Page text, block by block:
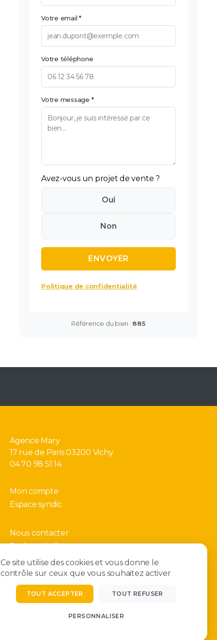
Votre email *
Votre téléphone
Votre message *
Avez-vous un projet de vente ?
Oui
Non
Politique de confidentialité
Référence du bien : 885
Agence Mary
17 rue de Paris 03200 Vichy
04 70 98 51 14
Mon compte
Espace syndic
Nous contacter
Barème de l’agence
Gérer mes cookies
Agence Mary
Ce site utilise des cookies et vous donne le
contrôle sur ceux que vous souhaitez activer
TOUT ACCEPTER TOUT REFUSER
PERSONNALISER